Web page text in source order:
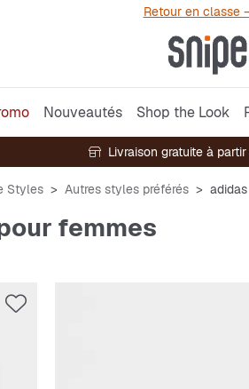
Retour en classe
Nouveautés Shop the Look
Livraison gratuite à
Styles Autres styles préférés
femmes